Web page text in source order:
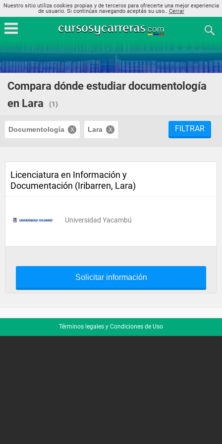
Nuestro sitio utiliza cookies propias y de terceros para ofrecerte una mejor experiencia
de usuario. Si continúas navegando aceptás su uso.. Cerrar
Compara dónde estudiar documentología
en Lara
(1)
Documentología Lara FILTRAR
Licenciatura en Información y
Documentación (Iribarren, Lara)
Universidad Yacambú
Solicitar información
Términos legales y Condiciones de Uso